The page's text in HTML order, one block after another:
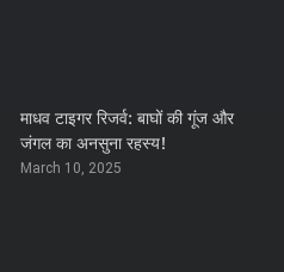
माधव टाइगर रिजर्व: बाघों की गूंज और
जंगल का अनसुना रहस्य!
March 10, 2025